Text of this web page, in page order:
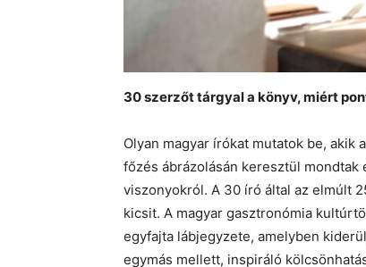
30 szerzőt tárgyal a könyv, miért
Olyan magyar írókat mutatok be, akik
főzés ábrázolásán keresztül
viszonyokról. A 30 író által az elmúlt
kicsit. A magyar gasztronómia
egyfajta lábjegyzete, amelyben
egymás mellett, inspiráló